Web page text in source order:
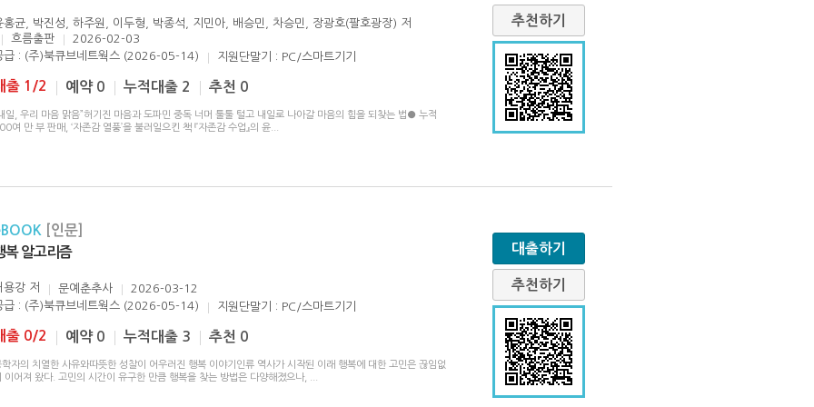
홍균, 박진성, 하주원, 이두형, 박종석, 지민아, 배승민, 차승민, 장광호(팔호광장) 저
흐름출판
2026-02-03
급 : (주)북큐브네트웍스 (2026-05-14)
지원단말기 : PC/스마트기기
출 1/2 예약 0 누적대출 2 추천 0
일, 우리 마음 맑음”허기진 마음과 도파민 중독 너머 툴툴 털고 내일로 나아갈 마음의 힘을 되찾는 법● 누적
여 만 부 판매, ‘자존감 열풍’을 불러일으킨 책 『자존감 수업』의 윤
추천하기
[인문]
복 알고리즘
용강 저 문예춘추사
2026-03-12
급 : (주)북큐브네트웍스 (2026-05-14)
지원단말기 : PC/스마트기기
출 0/2 예약 0 누적대출 3 추천 0
학자의 치열한 사유와따뜻한 성찰이 어우러진 행복 이야기인류 역사가 시작된 이래 행복에 대한 고민은 끊임없
이어져 왔다. 고민의 시간이 유구한 만큼 행복을 찾는 방법은 다양해졌으나,
대출하기
추천하기